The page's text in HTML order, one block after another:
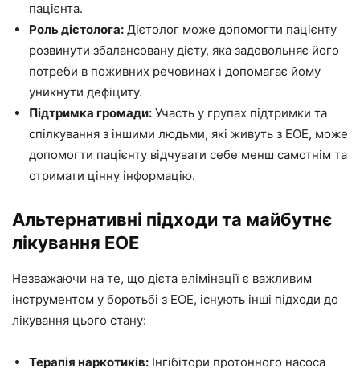
пацієнта.
Роль дієтолога: Дієтолог може допомогти пацієнту
розвинути збалансовану дієту, яка задовольняє його
потреби в поживних речовинах і допомагає йому
уникнути дефіциту.
Підтримка громади: Участь у групах підтримки та
спілкування з іншими людьми, які живуть з EOE, може
допомогти пацієнту відчувати себе менш самотнім та
отримати цінну інформацію.
Альтернативні підходи та майбутнє
лікування EOE
Незважаючи на те, що дієта елімінації є важливим
інструментом у боротьбі з EOE, існують інші підходи до
лікування цього стану:
Терапія наркотиків: Інгібітори протонного насоса